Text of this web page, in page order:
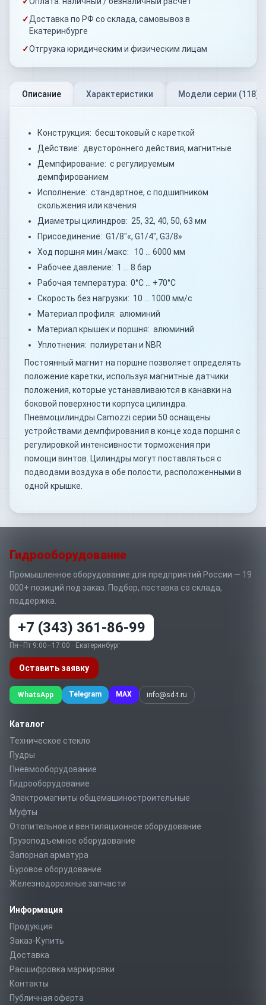
✓Доставка по РФ со склада, самовывоз в
Екатеринбурге
✓Отгрузка юридическим и физическим лицам
Описание Характеристики Модели серии (118)
Конструкция: бесштоковый с кареткой
Действие: двустороннего действия, магнитные
Демпфирование: с регулируемым
демпфированием
Исполнение: стандартное, с подшипником
скольжения или качения
Диаметры цилиндров: 25, 32, 40, 50, 63 мм
Присоединение: G1/8"«, G1/4", G3/8»
Ход поршня мин./макс: 10 … 6000 мм
Рабочее давление: 1 … 8 бар
Рабочая температура: 0°C … +70°C
Скорость без нагрузки: 10 … 1000 мм/с
Материал профиля: алюминий
Материал крышек и поршня: алюминий
Уплотнения: полиуретан и NBR
Постоянный магнит на поршне позволяет определять
положение каретки, используя магнитные датчики
положения, которые устанавливаются в канавки на
боковой поверхности корпуса цилиндра.
Пневмоцилиндры Camozzi серии 50 оснащены
устройствами демпфирования в конце хода поршня с
регулировкой интенсивности торможения при
помощи винтов. Цилиндры могут поставляться с
подводами воздуха в обе полости, расположенными в
одной крышке.
Гидрооборудование
Промышленное оборудование для предприятий России — 19
000+ позиций под заказ. Подбор, поставка со склада,
поддержка.
+7 (343) 361-86-99
Пн–Пт 9:00–17:00 · Екатеринбург
Оставить заявку
WhatsApp Telegram MAX info@sd-t.ru
Каталог
Техническое стекло
Пудры
Пневмооборудование
Гидрооборудование
Электромагниты общемашиностроительные
Муфты
Отопительное и вентиляционное оборудование
Грузоподъемное оборудование
Запорная арматура
Буровое оборудование
Железнодорожные запчасти
Информация
Продукция
Заказ-Купить
Доставка
Расшифровка маркировки
Контакты
Публичная оферта